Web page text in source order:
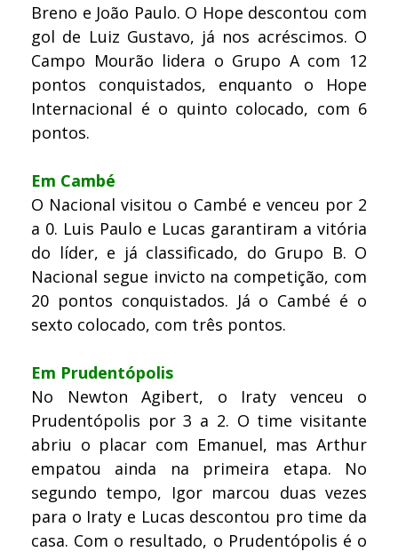
Breno e João Paulo. O Hope descontou com
gol de Luiz Gustavo, já nos acréscimos. O
Campo Mourão lidera o Grupo A com 12
pontos conquistados, enquanto o Hope
Internacional é o quinto colocado, com 6
pontos.
Em Cambé
O Nacional visitou o Cambé e venceu por 2
a 0. Luis Paulo e Lucas garantiram a vitória
do líder, e já classificado, do Grupo B. O
Nacional segue invicto na competição, com
20 pontos conquistados. Já o Cambé é o
sexto colocado, com três pontos.
Em Prudentópolis
No Newton Agibert, o Iraty venceu o
Prudentópolis por 3 a 2. O time visitante
abriu o placar com Emanuel, mas Arthur
empatou ainda na primeira etapa. No
segundo tempo, Igor marcou duas vezes
para o Iraty e Lucas descontou pro time da
casa. Com o resultado, o Prudentópolis é o